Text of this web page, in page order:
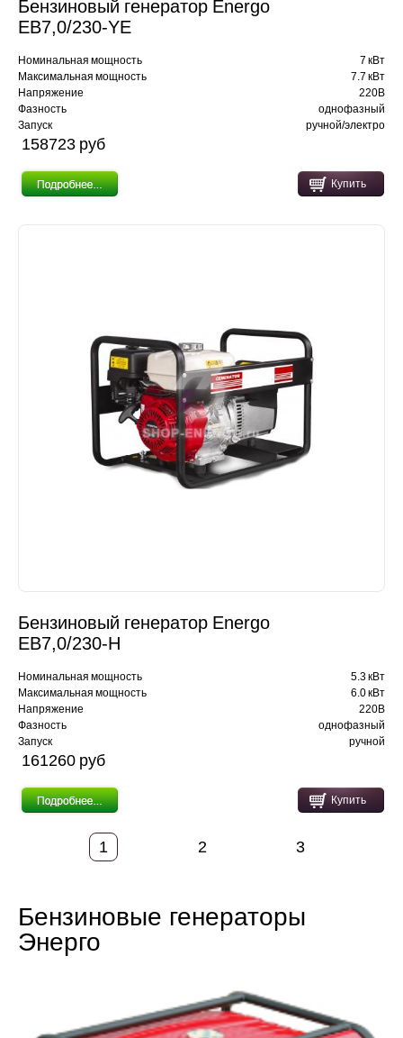
Бензиновый генератор Energo
EB7,0/230-YE
Номинальная мощность
7 кВт
Максимальная мощность
7.7 кВт
Напряжение
220В
Фазность
однофазный
Запуск
ручной/электро
158723 pуб
Купить
Бензиновый генератор Energo
EB7,0/230-H
Номинальная мощность
5.3 кВт
Максимальная мощность
6.0 кВт
Напряжение
220В
Фазность
однофазный
Запуск
ручной
161260 pуб
Купить
1 2 3
Бензиновые генераторы
Энерго